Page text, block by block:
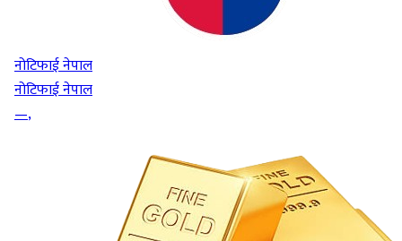
नोटिफाई नेपाल
नोटिफाई नेपाल
—,